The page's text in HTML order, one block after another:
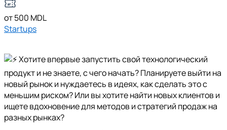
от 500 MDL
Startups
Хотите впервые запустить свой технологический
продукт и не знаете, с чего начать? Планируете выйти на
новый рынок и нуждаетесь в идеях, как сделать это с
меньшим риском? Или вы хотите найти новых клиентов и
ищете вдохновение для методов и стратегий продаж на
разных рынках?